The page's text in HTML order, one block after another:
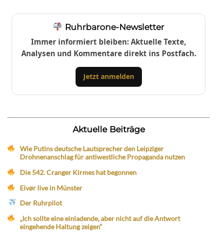
Ruhrbarone-Newsletter
Immer informiert bleiben: Aktuelle Texte,
Analysen und Kommentare direkt ins Postfach.
Jetzt anmelden
Aktuelle Beiträge
Wie Putins deutsche Lautsprecher den Leipziger
Drohnenanschlag für antiwestliche Propaganda nutzen
Die 542. Cranger Kirmes hat begonnen
Eivør live in Münster
Der Ruhrpilot
„Ich sollte eine einladende, aber nicht auf die Antwort
eingehende Haltung zeigen“